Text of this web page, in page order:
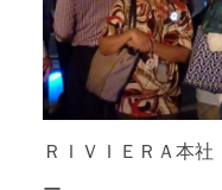
ＲＩＶＩＥＲＡ本